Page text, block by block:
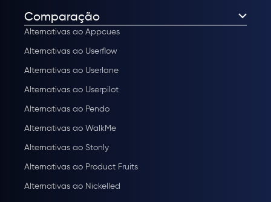
Comparação
Alternativas ao Appcues
Alternativas ao Userflow
Alternativas ao Userlane
Alternativas ao Userpilot
Alternativas ao Pendo
Alternativas ao WalkMe
Alternativas ao Stonly
Alternativas ao Product Fruits
Alternativas ao Nickelled